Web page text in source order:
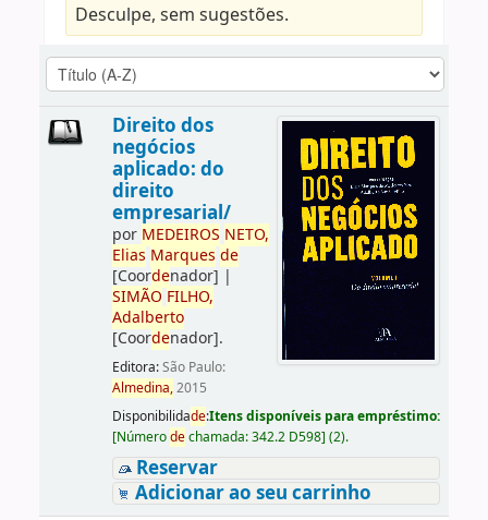
Desculpe, sem sugestões.
Direito dos
negócios
aplicado: do
direito
empresarial/
por MEDEIROS NETO,
Elias Marques de
[Coordenador] |
SIMÃO FILHO,
Adalberto
[Coordenador].
Editora:São Paulo:
Almedina,2015
Disponibilidade:Itens disponíveis para empréstimo:
[Númerodechamada:342.2 D598] (2).
Reservar
Adicionar ao seu carrinho